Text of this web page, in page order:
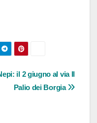
il 2 giugno al via Il
Palio dei Borgia